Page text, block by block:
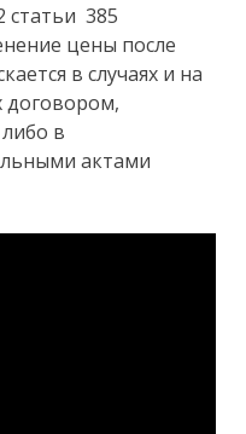
статьи 385
цены после
в случаях и на
договором,
в
актами